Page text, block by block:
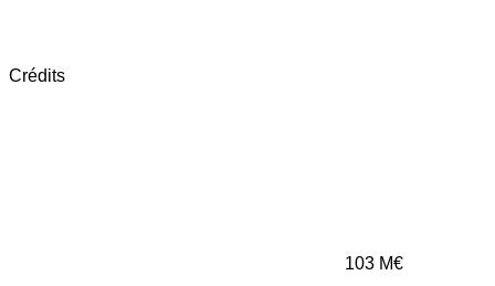
Crédits
103 M€